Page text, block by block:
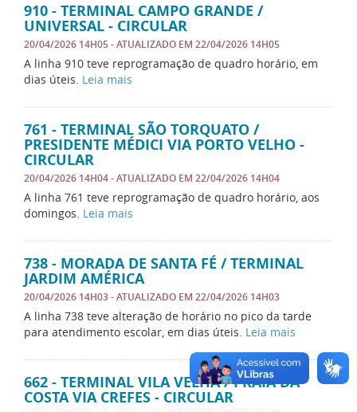
910 - TERMINAL CAMPO GRANDE /
UNIVERSAL - CIRCULAR
20/04/2026 14H05- ATUALIZADO EM 22/04/2026 14H05
A linha 910 teve reprogramação de quadro horário, em
dias úteis. Leia mais
761 - TERMINAL SÃO TORQUATO /
PRESIDENTE MÉDICI VIA PORTO VELHO -
CIRCULAR
20/04/2026 14H04- ATUALIZADO EM 22/04/2026 14H04
A linha 761 teve reprogramação de quadro horário, aos
domingos. Leia mais
738 - MORADA DE SANTA FÉ / TERMINAL
JARDIM AMÉRICA
20/04/2026 14H03- ATUALIZADO EM 22/04/2026 14H03
A linha 738 teve alteração de horário no pico da tarde
para atendimento escolar, em dias úteis. Leia mais
662 - TERMINAL VILA VELHA / PRAIA DA
COSTA VIA CREFES - CIRCULAR